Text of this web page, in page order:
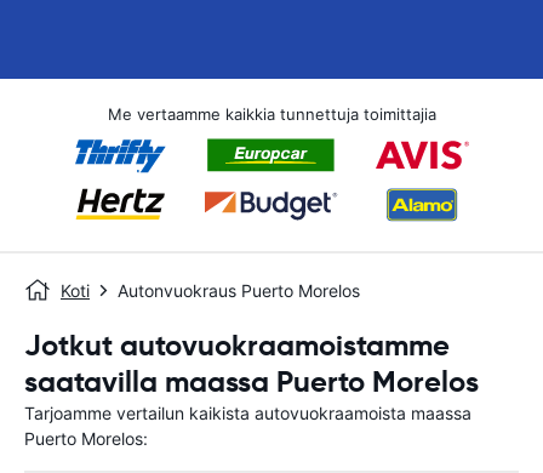
Me vertaamme kaikkia tunnettuja toimittajia
Koti Autonvuokraus Puerto Morelos
Jotkut autovuokraamoistamme
saatavilla maassa Puerto Morelos
Tarjoamme vertailun kaikista autovuokraamoista maassa
Puerto Morelos: